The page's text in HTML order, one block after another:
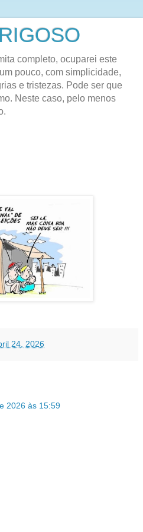
completo, ocuparei este
pouco, com simplicidade,
e tristezas. Pode ser que
Neste caso, pelo menos
24, 2026
2026 às 15:59